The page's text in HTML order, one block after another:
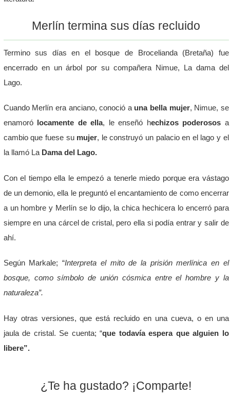
Merlín termina sus días recluido
Termino sus días en el bosque de Brocelianda (Bretaña) fue
encerrado en un árbol por su compañera Nimue, La dama del
Lago.
Cuando Merlín era anciano, conoció a una bella mujer, Nimue, se
enamoró
locamente de ella, le enseñó hechizos poderosos a
cambio que fuese su mujer, le construyó un palacio en el lago y el
la llamó La Dama del Lago.
Con el tiempo ella le empezó a tenerle miedo porque era vástago
de un demonio, ella le preguntó el encantamiento de como encerrar
a un hombre y Merlín se lo dijo, la chica hechicera lo encerró para
siempre en una cárcel de cristal, pero ella si podía entrar y salir de
ahí.
Según Markale; “Interpreta el mito de la prisión merlínica en el
bosque, como símbolo de unión cósmica entre el hombre y la
naturaleza”.
Hay otras versiones, que está recluido en una cueva, o en una
jaula de cristal. Se cuenta; “que todavía espera que alguien lo
libere”.
¿Te ha gustado? ¡Comparte!